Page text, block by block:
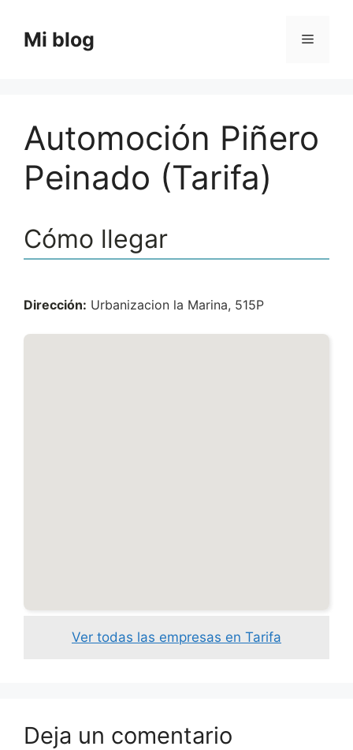
contenido
Mi blog Menú
Automoción Piñero
Peinado (Tarifa)
Cómo llegar
Dirección: Urbanizacion la Marina, 515P
Ver todas las empresas en Tarifa
Deja un comentario